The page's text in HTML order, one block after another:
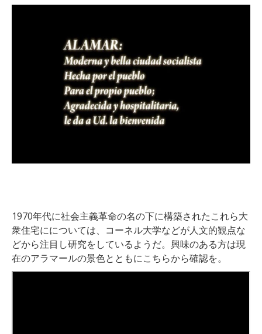
1970年代に社会主義革命の名の下に構築されたこれら大
衆住宅にについては、コーネル大学などが人文的観点な
どから注目し研究をしているようだ。興味のある方は現
在のアラマールの景色とともにこちらから確認を。